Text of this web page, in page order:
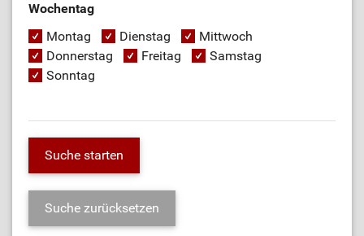
Wochentag
Montag
Dienstag
Mittwoch
Donnerstag
Freitag
Samstag
Sonntag